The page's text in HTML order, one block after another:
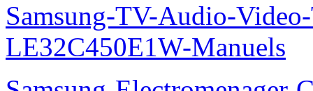
Samsung-TV-Audio-
LE32C450E1W-Manuels